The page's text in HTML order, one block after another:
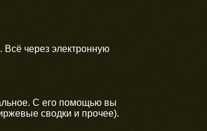
через электронную
С его помощью вы
сводки и прочее).